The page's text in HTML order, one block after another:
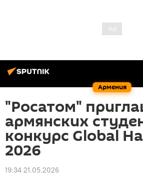
Армения
"Росатом"
армянских
конкурс Global
2026
19:34 21.05.2026